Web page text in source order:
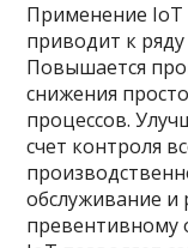
Применение IoT
приводит к
Повышается
снижения
процессов.
счет контроля
обслуживание и
превентивному